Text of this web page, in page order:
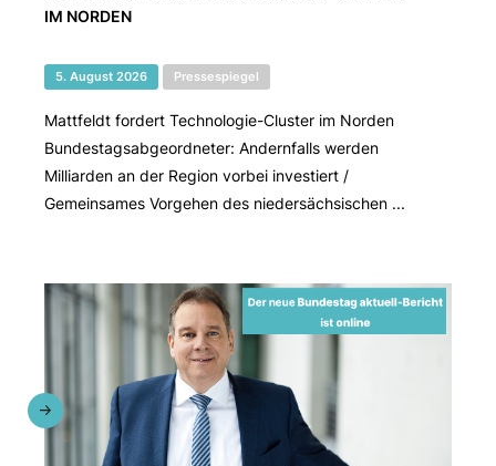
IM NORDEN
5. August 2026 Pressespiegel
Mattfeldt fordert Technologie-Cluster im Norden
Bundestagsabgeordneter: Andernfalls werden
Milliarden an der Region vorbei investiert /
Gemeinsames Vorgehen des niedersächsischen ...